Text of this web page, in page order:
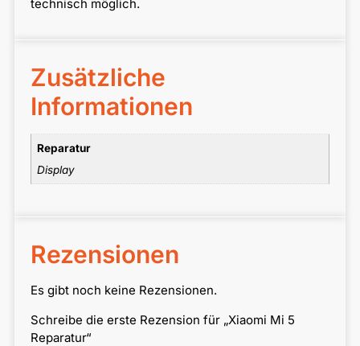
technisch möglich.
Zusätzliche
Informationen
Reparatur
Display
Rezensionen
Es gibt noch keine Rezensionen.
Schreibe die erste Rezension für „Xiaomi Mi 5
Reparatur“